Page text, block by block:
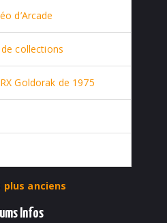
d’Arcade
collections
Goldorak de 1975
anciens
Infos